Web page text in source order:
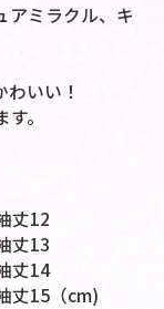
アミラクル、キ
いい！
。
丈12
丈13
丈14
15（cm)